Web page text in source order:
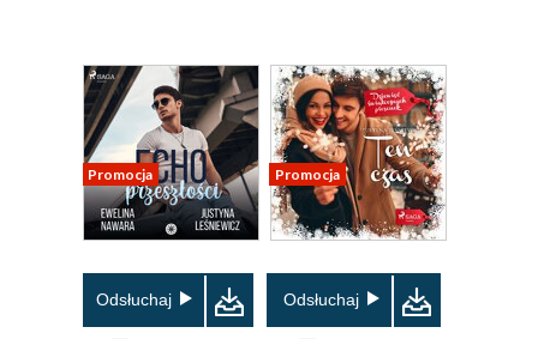
Promocja
Odsłuchaj
Promocja
Odsłuchaj